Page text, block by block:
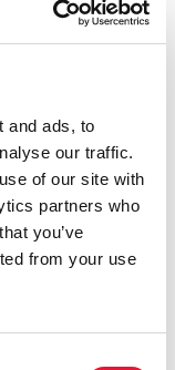
and ads, to
our traffic.
of our site with
partners who
you’ve
from your use
dans la mise
du Programme